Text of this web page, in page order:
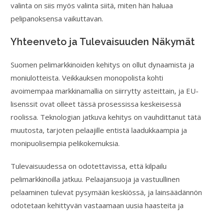
valinta on siis myös valinta siitä, miten hän haluaa
pelipanoksensa vaikuttavan.
Yhteenveto ja Tulevaisuuden Näkymät
Suomen pelimarkkinoiden kehitys on ollut dynaamista ja
moniulotteista. Veikkauksen monopolista kohti
avoimempaa markkinamallia on siirrytty asteittain, ja EU-
lisenssit ovat olleet tässä prosessissa keskeisessä
roolissa. Teknologian jatkuva kehitys on vauhdittanut tätä
muutosta, tarjoten pelaajille entistä laadukkaampia ja
monipuolisempia pelikokemuksia.
Tulevaisuudessa on odotettavissa, että kilpailu
pelimarkkinoilla jatkuu. Pelaajansuoja ja vastuullinen
pelaaminen tulevat pysymään keskiössä, ja lainsäädännön
odotetaan kehittyvän vastaamaan uusia haasteita ja